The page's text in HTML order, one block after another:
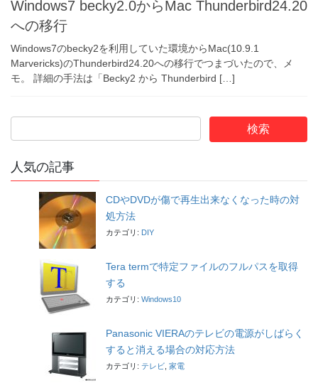
Windows7 becky2.0からMac Thunderbird24.20
への移行
Windows7のbecky2を利用していた環境からMac(10.9.1
Marvericks)のThunderbird24.20への移行でつまづいたので、メ
モ。 詳細の手法は「Becky2 から Thunderbird […]
人気の記事
CDやDVDが傷で再生出来なくなった時の対
処方法
カテゴリ: DIY
Tera termで特定ファイルのフルパスを取得
する
カテゴリ: Windows10
Panasonic VIERAのテレビの電源がしばらく
すると消える場合の対応方法
カテゴリ: テレビ 家電